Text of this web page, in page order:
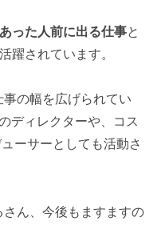
った人前に出る仕事と
躍されています。
の幅を広げられてい
ディレクターや、コス
ーサーとしても活動さ
ん、今後もますますの